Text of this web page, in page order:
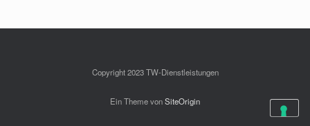
Copyright 2023 TW-Dienstleistungen
Ein Theme vonSiteOrigin